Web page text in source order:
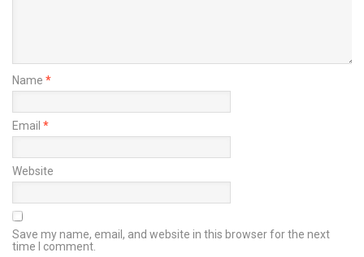
Name *
Email *
Website
Save my name, email, and website in this browser for the next
time I comment.